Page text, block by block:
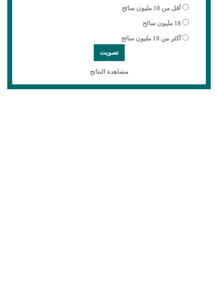
أقل من 18 مليون سائح
18 مليون سائح
أكثر من 18 مليون سائح
مشاهدة النتائج